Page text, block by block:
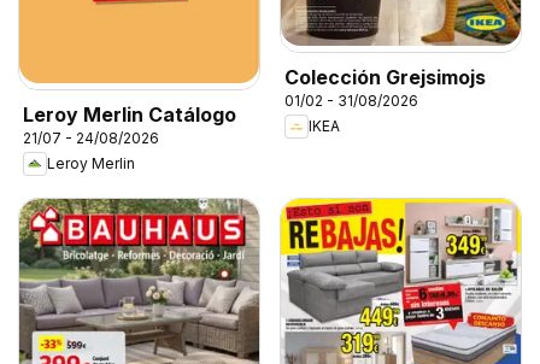
Leroy Merlin Catálogo
21/07 - 24/08/2026
Leroy Merlin
Colección Grejsimojs
01/02 - 31/08/2026
IKEA